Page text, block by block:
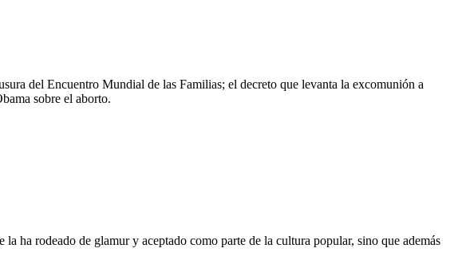
del Encuentro Mundial de las Familias; el decreto que levanta la excomunión a
sobre el aborto.
ha rodeado de glamur y aceptado como parte de la cultura popular, sino que además